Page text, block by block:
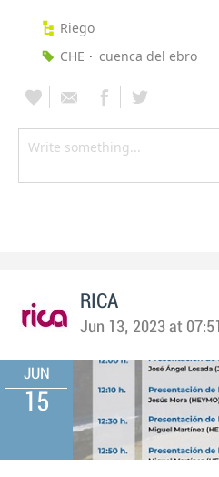
Riego
CHE
cuenca del ebro
RICA
Jun 13, 2023 at 07:51
JUN
15